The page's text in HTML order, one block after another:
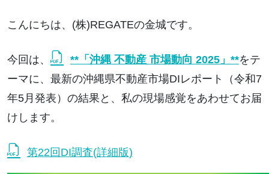
こんにちは、(株)REGATEの金城です。
今回は、 **「沖縄 不動産 市場動向 2025」**をテ
ーマに、最新の沖縄県不動産市場DIレポート（令和7
年5月発表）の結果と、私の現場感覚をあわせてお届
けします。
第22回DI調査(詳細版)